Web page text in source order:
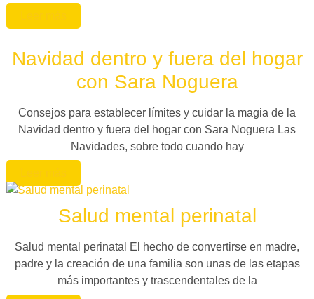
Navidad dentro y fuera del hogar
con Sara Noguera
Consejos para establecer límites y cuidar la magia de la
Navidad dentro y fuera del hogar con Sara Noguera Las
Navidades, sobre todo cuando hay
Salud mental perinatal
Salud mental perinatal El hecho de convertirse en madre,
padre y la creación de una familia son unas de las etapas
más importantes y trascendentales de la